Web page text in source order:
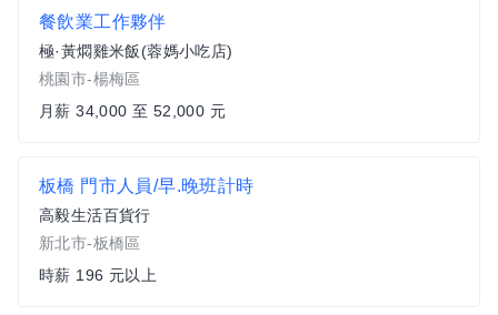
餐飲業工作夥伴
極·黃燜雞米飯(蓉媽小吃店)
桃園市-楊梅區
月薪 34,000 至 52,000 元
板橋 門市人員/早.晚班計時
高毅生活百貨行
新北市-板橋區
時薪 196 元以上